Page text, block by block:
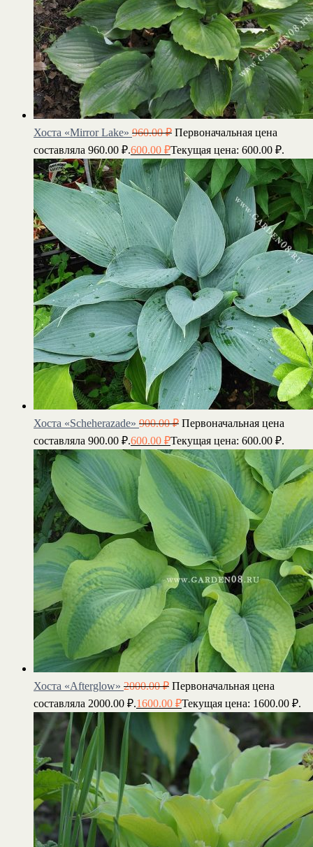
Хоста «Mirror Lake» 960.00₽ Первоначальная цена
составляла 960.00 ₽.600.00 ₽Текущая цена: 600.00 ₽.
Хоста «Scheherazade» 900.00₽ Первоначальная цена
составляла 900.00 ₽.600.00 ₽Текущая цена: 600.00 ₽.
Хоста «Afterglow» 2000.00₽ Первоначальная цена
составляла 2000.00 ₽.1600.00 ₽Текущая цена: 1600.00 ₽.